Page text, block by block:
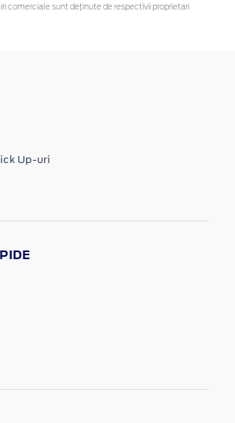
comerciale sunt deținute de respectivii proprietari
Up-uri